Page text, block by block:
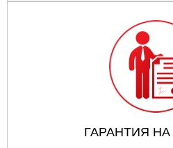
ГАРАНТИЯ